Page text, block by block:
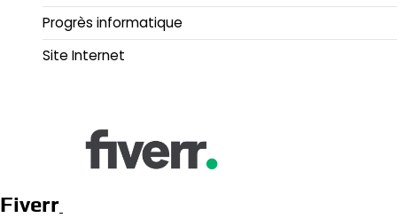
Progrès informatique
Site Internet
Fiverr